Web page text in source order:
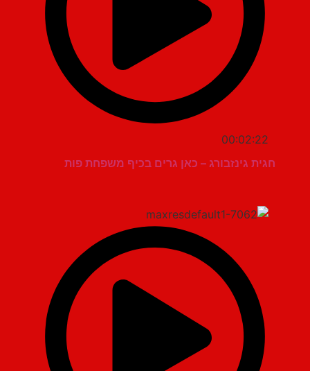
00:02:22
חגית גינזבורג – כאן גרים בכיף משפחת פות